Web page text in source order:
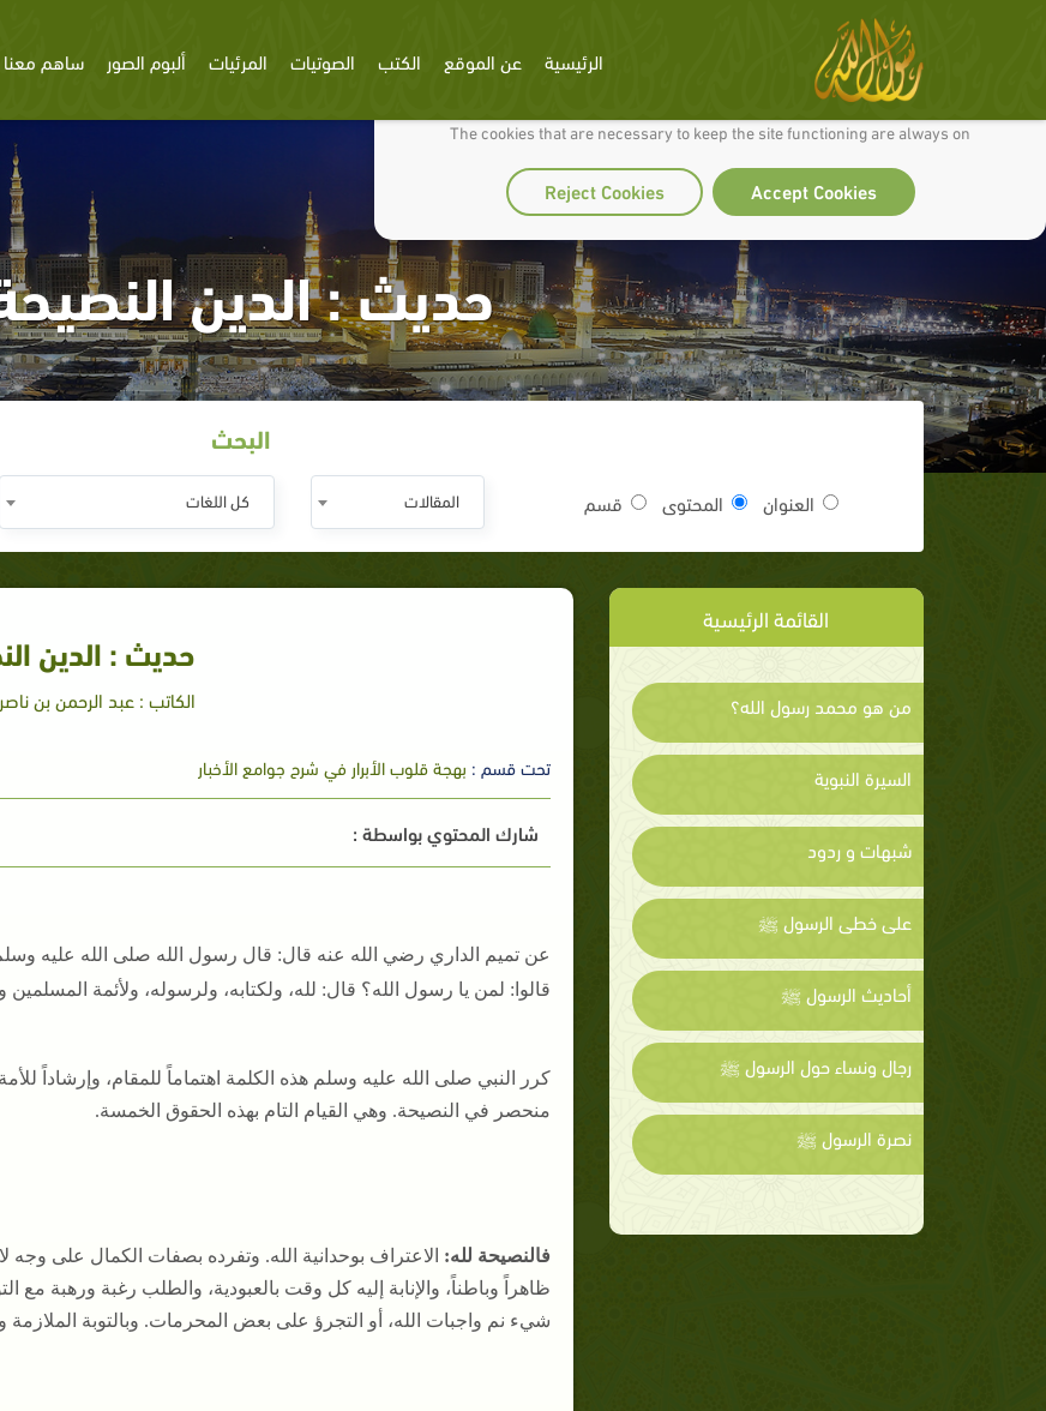
We use cookies to make our site work well for you and so we can continually improve it.
The cookies that are necessary to keep the site functioning are always on
Accept Cookies
Reject Cookies
الرئيسية عن الموقع الكتب الصوتيات المرئيات ألبوم الصور ساهم معنا
حديث : الدين
البحث
العنوان المحتوى قسم المقالات كل اللغات
القائمة الرئيسية
من هو محمد رسول الله؟
السيرة النبوية
شبهات و ردود
على خطى الرسول ﷺ
أحاديث الرسول ﷺ
رجال ونساء حول الرسول ﷺ
نصرة الرسول ﷺ
حديث : الدين
الكاتب : عبد الرحمن بن
تحت قسم : بهجة قلوب الأبرار في شرح جوامع الأخبار
شارك المحتوي بواسطة :
عن تميم الداري رضي الله عنه قال: قال رسول الله صلى الله عليه وسلم
قالوا: لمن يا رسول الله؟ قال: لله، ولكتابه، ولرسوله، ولأئمة
كرر النبي صلى الله عليه وسلم هذه الكلمة اهتماماً للمقام، وإرشاداً
منحصر في النصيحة. وهي القيام التام بهذه الحقوق الخمسة.
فالنصيحة لله: الاعتراف بوحدانية الله. وتفرده بصفات الكمال على وجه
ظاهراً وباطناً، والإنابة إليه كل وقت بالعبودية، والطلب رغبة ورهبة مع
شيء نم واجبات الله، أو التجرؤ على بعض المحرمات. وبالتوبة الملازمة